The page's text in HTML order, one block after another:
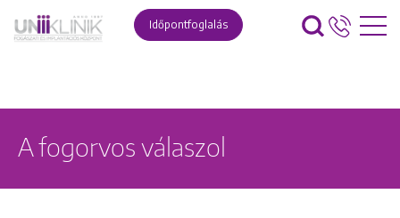
Időpontfoglalás
A fogorvos válaszol